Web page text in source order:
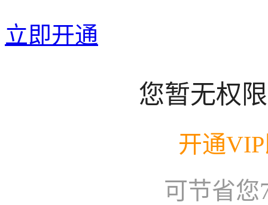
立即开通
您暂无权
开通
可节省您